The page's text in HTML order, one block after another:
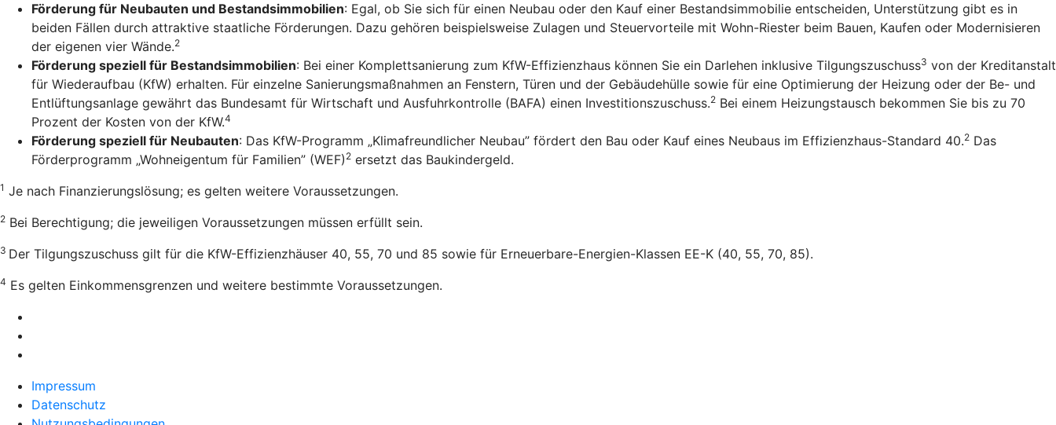
Förderung für Neubauten und Bestandsimmobilien: Egal, ob Sie sich für einen Neubau oder den Kauf einer Bestandsimmobilie entscheiden, Unterstützung gibt es in
beiden Fällen durch attraktive staatliche Förderungen. Dazu gehören beispielsweise Zulagen und Steuervorteile mit Wohn-Riester beim Bauen, Kaufen oder Modernisieren
der eigenen vier Wände.2
Förderung speziell für Bestandsimmobilien: Bei einer Komplettsanierung zum KfW-Effizienzhaus können Sie ein Darlehen inklusive Tilgungszuschuss3 von der Kreditanstalt
für Wiederaufbau (KfW) erhalten. Für einzelne Sanierungsmaßnahmen an Fenstern, Türen und der Gebäudehülle sowie für eine Optimierung der Heizung oder der Be- und
Entlüftungsanlage gewährt das Bundesamt für Wirtschaft und Ausfuhrkontrolle (BAFA) einen Investitionszuschuss.2 Bei einem Heizungstausch bekommen Sie bis zu 70
Prozent der Kosten von der KfW.4
Förderung speziell für Neubauten: Das KfW-Programm „Klimafreundlicher Neubau” fördert den Bau oder Kauf eines Neubaus im Effizienzhaus-Standard 40.2 Das
Förderprogramm „Wohneigentum für Familien” (WEF) 2 ersetzt das Baukindergeld.
1 Je nach Finanzierungslösung; es gelten weitere Voraussetzungen.
2 Bei Berechtigung; die jeweiligen Voraussetzungen müssen erfüllt sein.
3 Der Tilgungszuschuss gilt für die KfW-Effizienzhäuser 40, 55, 70 und 85 sowie für Erneuerbare-Energien-Klassen EE-K (40, 55, 70, 85).
4 Es gelten Einkommensgrenzen und weitere bestimmte Voraussetzungen.
Impressum
Datenschutz